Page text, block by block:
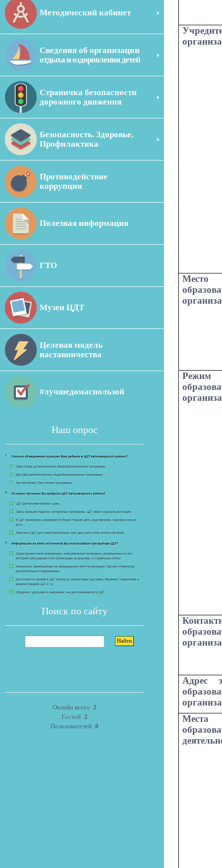
Методический кабинет
Сведения об организации
отдыха и оздоровления детей
Страничка безопасности
дорожного движения
Безопасность. Здоровье.
Профилактика
Противодействие
коррупции
Полезная информация
ГТО
Музеи ЦДТ
Целевая модель
наставничества
#лучшедомаспользой
Наш опрос
Поиск по сайту
Онлайн всего: 2
Гостей: 2
Пользователей: 0
Режим
Адрес
Места